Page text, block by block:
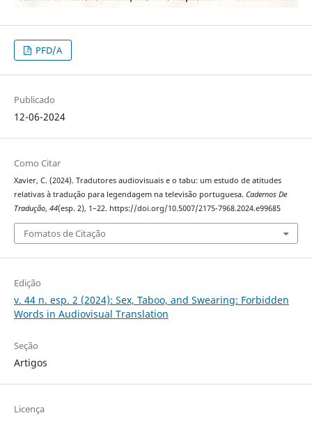
PFD/A
Publicado
12-06-2024
Como Citar
Xavier, C. (2024). Tradutores audiovisuais e o tabu: um estudo de atitudes
relativas à tradução para legendagem na televisão portuguesa. Cadernos De
Tradução, 44(esp. 2), 1–22. https://doi.org/10.5007/2175-7968.2024.e99685
Fomatos de Citação
Edição
v. 44 n. esp. 2 (2024): Sex, Taboo, and Swearing: Forbidden
Words in Audiovisual Translation
Seção
Artigos
Licença